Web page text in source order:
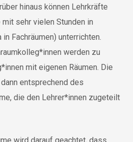
hinaus können Lehrkräfte
sehr vielen Stunden in
Fachräumen) unterrichten.
werden zu
mit eigenen Räumen. Die
entsprechend des
die den Lehrer*innen zugeteilt